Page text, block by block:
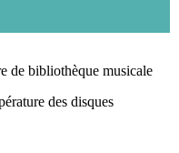
de bibliothèque musicale
des disques